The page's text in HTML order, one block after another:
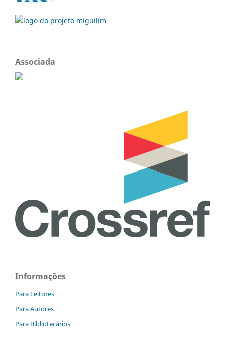
Associada
Informações
Para Leitores
Para Autores
Para Bibliotecários